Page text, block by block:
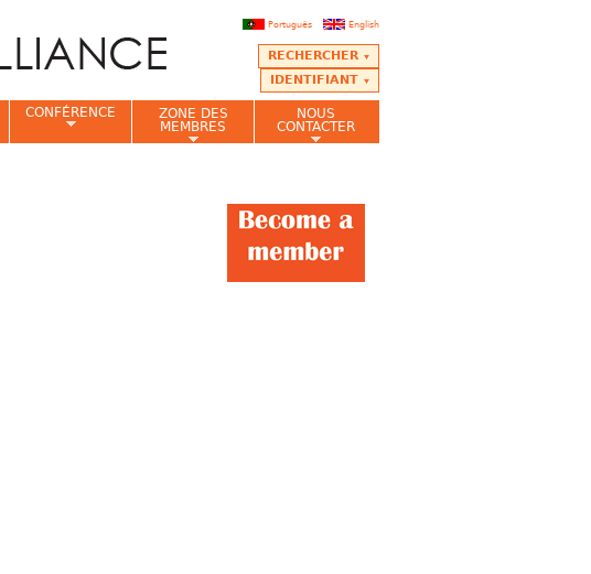
English
Português
RECHERCHER
IDENTIFIANT
CONFÉRENCE
ZONE DES
MEMBRES
NOUS
CONTACTER